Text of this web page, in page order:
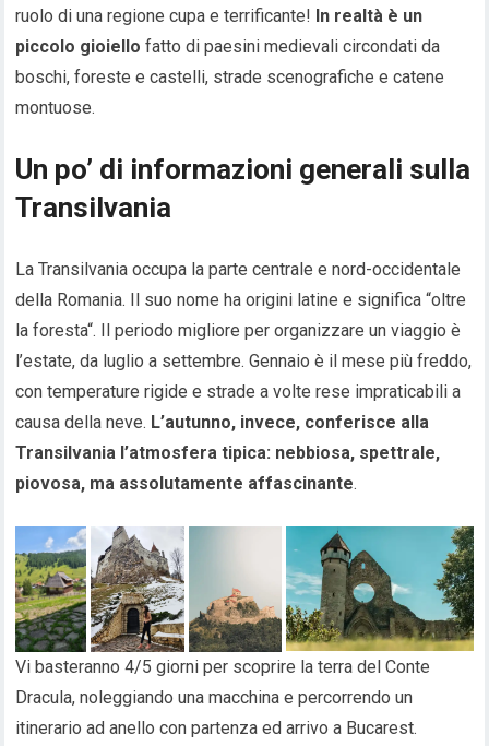
ruolo di una regione cupa e terrificante! In realtà è un
piccolo gioiellofatto di paesini medievali circondati da
boschi, foreste e castelli, strade scenografiche e catene
montuose.
Un po’ di informazioni generali sulla
Transilvania
La Transilvania occupa la parte centrale e nord-occidentale
della Romania. Il suo nome ha origini latine e significa “oltre
la foresta“. Il periodo migliore per organizzare un viaggio è
l’estate, da luglio a settembre. Gennaio è il mese più freddo,
con temperature rigide e strade a volte rese impraticabili a
causa della neve. L’autunno, invece, conferisce alla
Transilvania l’atmosfera tipica: nebbiosa, spettrale,
piovosa, ma assolutamente affascinante.
Vi basteranno 4/5 giorni per scoprire la terra del Conte
Dracula, noleggiando una macchina e percorrendo un
itinerario ad anello con partenza ed arrivo a Bucarest.